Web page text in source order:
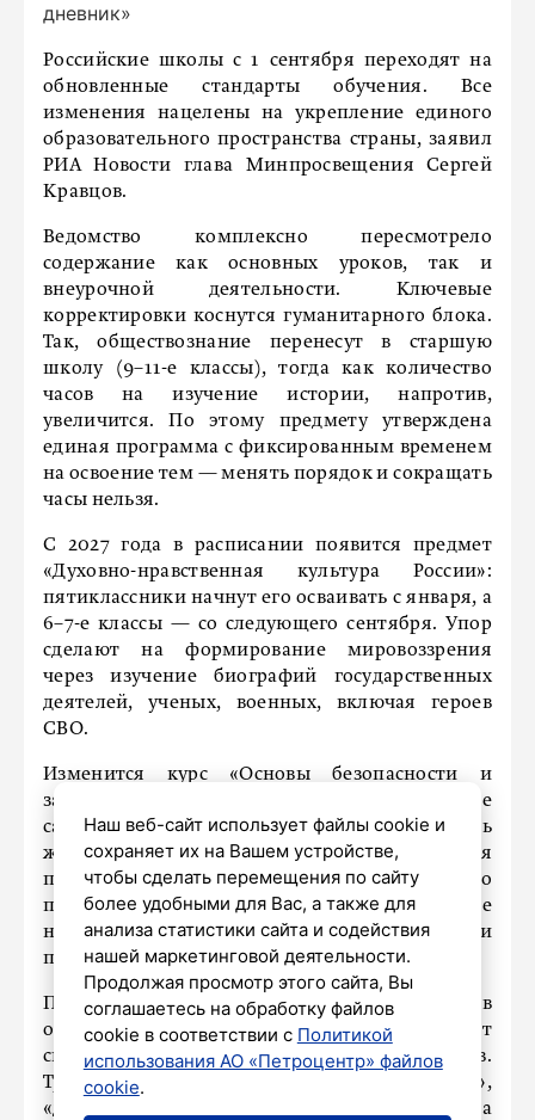
дневник»
Российские школы с 1 сентября переходят на
обновленные стандарты обучения. Все
изменения нацелены на укрепление единого
образовательного пространства страны, заявил
РИА Новости глава Минпросвещения Сергей
Кравцов.
Ведомство комплексно пересмотрело
содержание как основных уроков, так и
внеурочной деятельности. Ключевые
корректировки коснутся гуманитарного блока.
Так, обществознание перенесут в старшую
школу (9–11-е классы), тогда как количество
часов на изучение истории, напротив,
увеличится. По этому предмету утверждена
единая программа с фиксированным временем
на освоение тем — менять порядок и сокращать
часы нельзя.
С 2027 года в расписании появится предмет
«Духовно-нравственная культура России»:
пятиклассники начнут его осваивать с января, а
6–7-е классы — со следующего сентября. Упор
сделают на формирование мировоззрения
через изучение биографий государственных
деятелей, ученых, военных, включая героев
СВО.
Изменится курс «Основы безопасности и
защиты Родины» — он разделится на две
самостоятельные дисциплины: «Безопасность
жизнедеятельности» и «Начальная военная
подготовка». Программа станет максимально
прикладной, чтобы дать ребятам практические
навыки защиты в городе, цифровой среде и
природе.
Помимо учебных планов, в новом году в
отдельных школах всех регионов апробируют
систему оценки поведения для 2–8-х классов.
Трехуровневая модель («образцовое»,
«допустимое», «недопустимое») признана
Наш веб-сайт использует файлы cookie и
сохраняет их на Вашем устройстве,
чтобы сделать перемещения по сайту
более удобными для Вас, а также для
анализа статистики сайта и содействия
нашей маркетинговой деятельности.
Продолжая просмотр этого сайта, Вы
соглашаетесь на обработку файлов
cookie в соответствии с Политикой
использования АО «Петроцентр» файлов
cookie.